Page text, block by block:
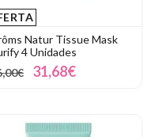
Natur Tissue Mask
4 Unidades
31,68€